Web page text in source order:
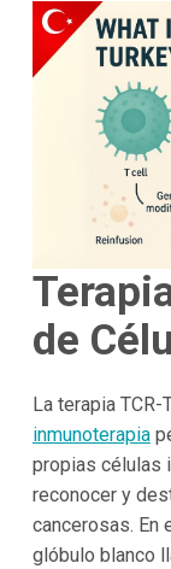
de
La terapia
inmunoterapia
propias células
reconocer y
cancerosas. En
glóbulo blanco